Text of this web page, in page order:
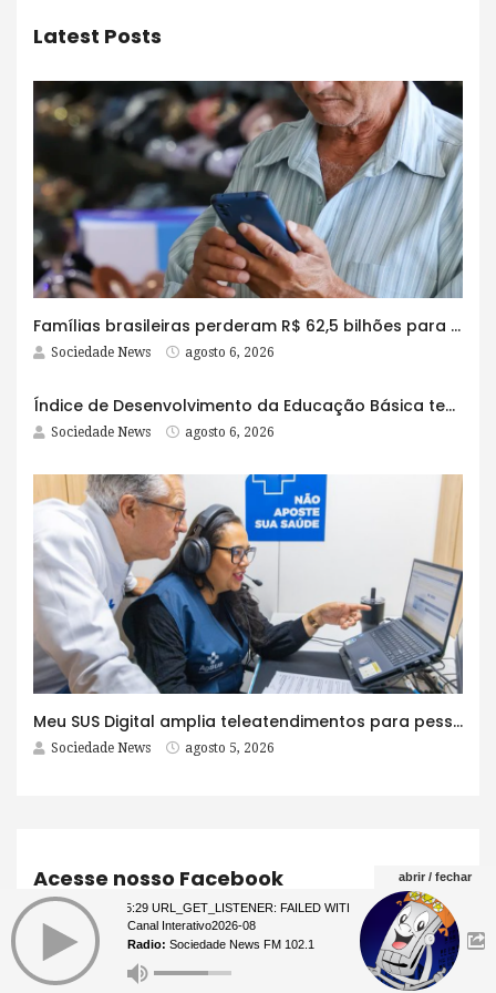
Latest Posts
Famílias brasileiras perderam R$ 62,5 bilhões para bets em 2025
Sociedade News agosto 6, 2026
Índice de Desenvolvimento da Educação Básica tem elevação em todas as etapas
Sociedade News agosto 6, 2026
Meu SUS Digital amplia teleatendimentos para pessoas com problemas com jogos e apostas
Sociedade News agosto 5, 2026
Acesse nosso Facebook abrir / fechar
07 23:35:29 URL_GET_LISTENER: FAILED WITH ERROR: **** 07 23:35:29
Canal Interativo2026-08
Radio: Sociedade News FM 102.1